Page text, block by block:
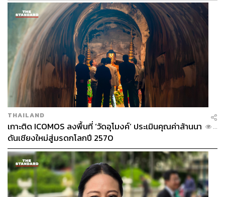
อย่าปล่อยให้กรอบสังคมตีกรอบให้เราไม่เท่าเทียม
สังคมไทยแต่เดิมนั้นมักมีกรอบทางสังคมที่เป็นแบบแผน
(Stereotype) เช่น แบ่งขาว-ดำ ชาย-หญิง เอาไว้อย่างชัดเจน
เรามีข้อกำหนด ทัศนคติ ที่ค่อนข้างเหมารวม รวมถึงคาดหวัง
ให้สิ่งต่างๆ เป็นไปตามแบบแผน ซึ่งปัจจุบันผู้คนจำนวนมาก
ต่างเริ่มตระหนักกันแล้วว่า อันที่จริงแล้วธรรมชาติของมนุษย์
เรามีความแตกต่างหลากหลายมากกว่านั้น เราจะเห็นได้ว่า
บางคนในสมัยนี้ไม่คิดที่จะจำกัดการแต่งกายของตัวเองอีกต่อ
ไป เช่น ผู้ชายต้องแต่งตัวแบบนั้นหรือแบบนี้เท่านั้น เพราะ
เสื้อผ้านั้นเป็นสิ่งที่ไม่มีเพศ ซึ่งสำหรับคนที่เป็น Intersex ซึ่งมี
อวัยวะสืบพันธุ์สองเพศและไม่ค่อยที่จะเป็นที่พูดถึงในสังคม
ไทยนัก ควรจะแต่งตัวแบบไหน ควรจะเข้าห้องน้ำเพศไหน ใน
ขณะที่ในความเป็นจริงแล้ว เสื้อผ้า สิ่งของ สถานที่ และสีสัน
ต่างๆ ล้วนแล้วแต่ไม่มีเพศ ทำอย่างไรเราจึงจะเปิดกว้างและ
สร้างพื้นที่ปลอดภัยสำหรับทุกคน รวมถึงมอบสิทธิที่เท่าเทียม
ให้กับทุกคนได้
THAILAND
เกาะติด ICOMOS ลงพื้นที่ ‘วัดอุโมงค์’ ประเมินคุณค่าล้านนา
ดันเชียงใหม่สู่มรดกโลกปี 2570
...